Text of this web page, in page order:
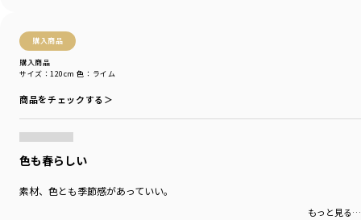
購入商品
購入商品
サイズ：120cm 色：ライム
商品をチェックする＞
色も春らしい
素材、色とも季節感があっていい。
もっと見る…